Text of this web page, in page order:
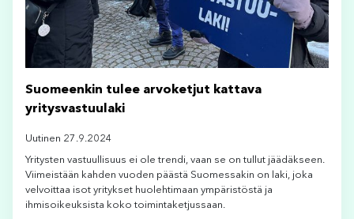
Suomeenkin tulee arvoketjut kattava
yritysvastuulaki
Uutinen 27.9.2024
Yritysten vastuullisuus ei ole trendi, vaan se on tullut jäädäkseen.
Viimeistään kahden vuoden päästä Suomessakin on laki, joka
velvoittaa isot yritykset huolehtimaan ympäristöstä ja
ihmisoikeuksista koko toimintaketjussaan.